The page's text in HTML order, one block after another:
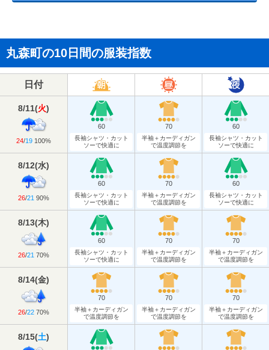
丸森町の10日間の服装指数
日付
8/11(火)
24/19 100%
60
長袖シャツ・カット
ソーで快適に
70
半袖＋カーディガン
で温度調節を
60
長袖シャツ・カット
ソーで快適に
8/12(水)
26/21 90%
60
長袖シャツ・カット
ソーで快適に
70
半袖＋カーディガン
で温度調節を
60
長袖シャツ・カット
ソーで快適に
8/13(木)
26/21 70%
60
長袖シャツ・カット
ソーで快適に
70
半袖＋カーディガン
で温度調節を
70
半袖＋カーディガン
で温度調節を
8/14(金)
26/22 70%
70
半袖＋カーディガン
で温度調節を
70
半袖＋カーディガン
で温度調節を
70
半袖＋カーディガン
で温度調節を
8/15(土)